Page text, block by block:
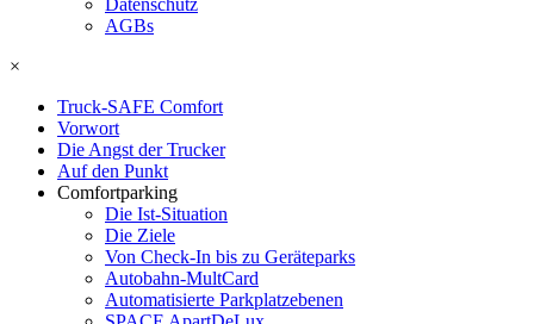
AGBs
×
Truck-SAFE Comfort
Vorwort
Die Angst der Trucker
Auf den Punkt
Comfortparking
Die Ist-Situation
Die Ziele
Von Check-In bis zu Geräteparks
Autobahn-MultCard
Automatisierte Parkplatzebenen